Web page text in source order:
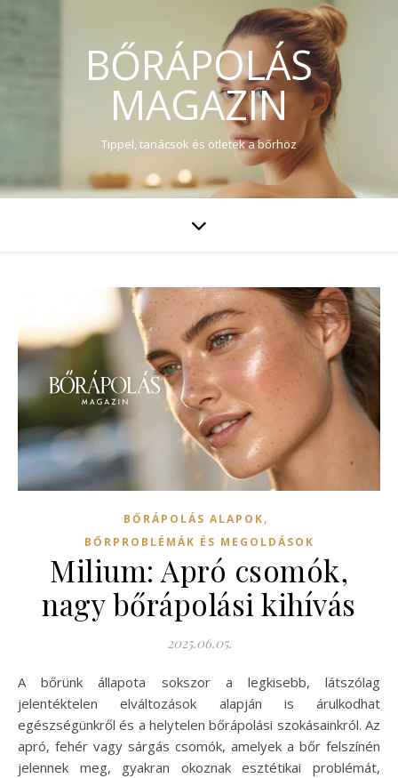
BŐRÁPOLÁS
MAGAZIN
Tippel, tanácsok és ötletek a bőrhöz
BŐRÁPOLÁS ALAPOK,
BŐRPROBLÉMÁK ÉS MEGOLDÁSOK
Milium: Apró csomók,
nagy bőrápolási kihívás
2025.06.05.
A bőrünk állapota sokszor a legkisebb, látszólag
jelentéktelen elváltozások alapján is árulkodhat
egészségünkről és a helytelen bőrápolási szokásainkról. Az
apró, fehér vagy sárgás csomók, amelyek a bőr felszínén
jelennek meg, gyakran okoznak esztétikai problémát,